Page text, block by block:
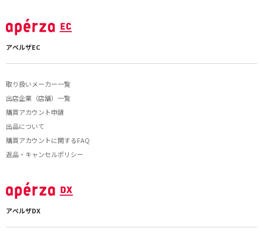
アペルザEC
取り扱いメーカー一覧
出店企業（店舗）一覧
購買アカウント申請
出品について
購買アカウントに関するFAQ
返品・キャンセルポリシー
アペルザDX